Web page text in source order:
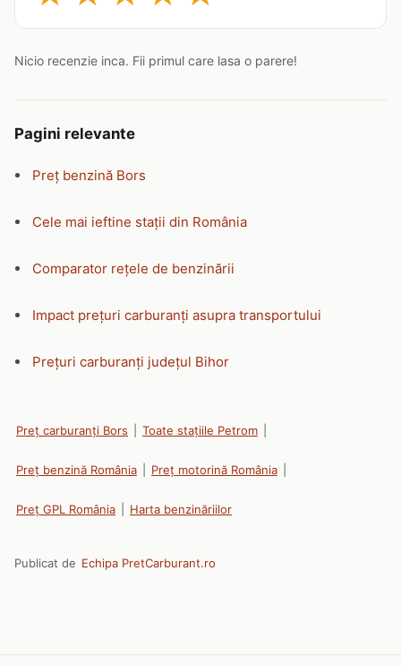
Nicio recenzie inca. Fii primul care lasa o parere!
Pagini relevante
Preț benzină Bors
Cele mai ieftine stații din România
Comparator rețele de benzinării
Impact prețuri carburanți asupra transportului
Prețuri carburanți județul Bihor
Preț carburanți Bors Toate stațiile Petrom
Preț benzină România Preț motorină România
Preț GPL România Harta benzinăriilor
Publicat de Echipa PretCarburant.ro